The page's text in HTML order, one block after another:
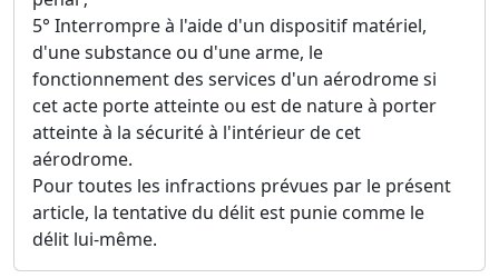
5° Interrompre à l'aide d'un dispositif matériel,
d'une substance ou d'une arme, le
fonctionnement des services d'un aérodrome si
cet acte porte atteinte ou est de nature à porter
atteinte à la sécurité à l'intérieur de cet
aérodrome.
Pour toutes les infractions prévues par le présent
article, la tentative du délit est punie comme le
délit lui-même.